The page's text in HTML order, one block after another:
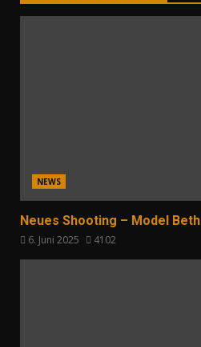
NEWS
Neues Shooting – Model Beth
6. Juni 2025 4102